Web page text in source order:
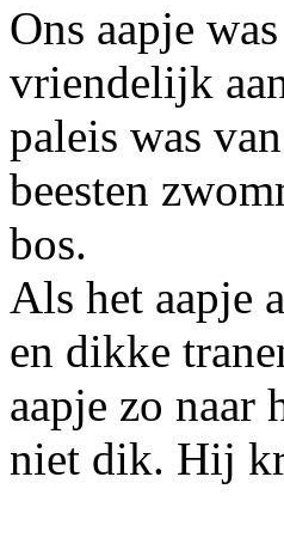
Ons aapje
vriendelijk
paleis was
beesten
bos.
Als het aapje
en dikke
aapje zo naar
niet dik. Hij